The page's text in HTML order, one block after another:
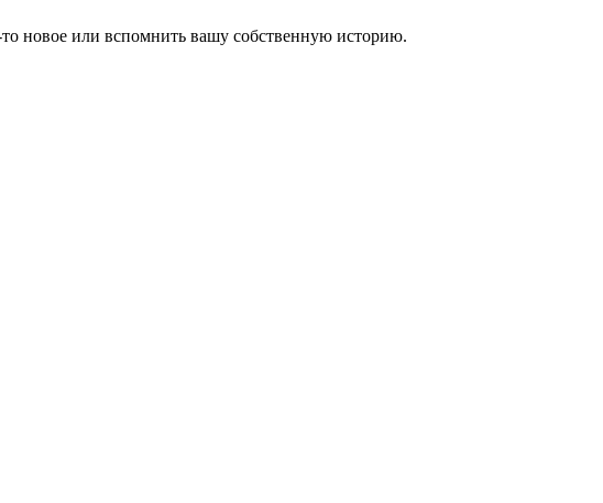
новое или вспомнить вашу собственную историю.